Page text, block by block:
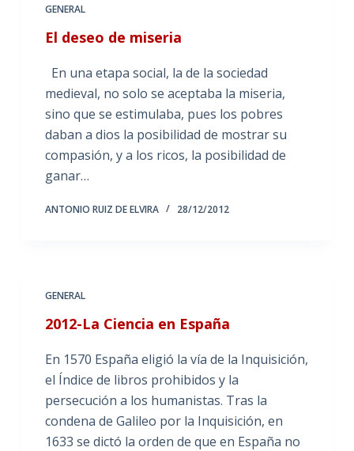
GENERAL
El deseo de miseria
En una etapa social, la de la sociedad
medieval, no solo se aceptaba la miseria,
sino que se estimulaba, pues los pobres
daban a dios la posibilidad de mostrar su
compasión, y a los ricos, la posibilidad de
ganar…
ANTONIO RUIZ DE ELVIRA 28/12/2012
GENERAL
2012-La Ciencia en España
En 1570 España eligió la vía de la Inquisición,
el Índice de libros prohibidos y la
persecución a los humanistas. Tras la
condena de Galileo por la Inquisición, en
1633 se dictó la orden de que en España no